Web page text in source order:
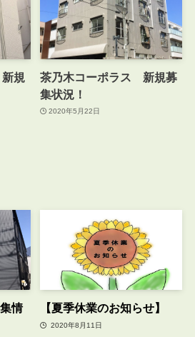
規
茶乃木コーポラス 新規募
集状況！
2020年5月22日
情
【夏季休業のお知らせ】
2020年8月11日